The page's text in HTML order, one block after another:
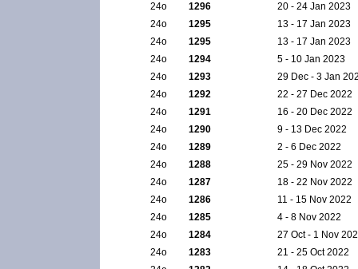
24ο
1296
20 - 24 Jan 2023
24ο
1295
13 - 17 Jan 2023
24ο
1295
13 - 17 Jan 2023
24ο
1294
5 - 10 Jan 2023
24ο
1293
29 Dec - 3 Jan
24ο
1292
22 - 27 Dec 2022
24ο
1291
16 - 20 Dec 2022
24ο
1290
9 - 13 Dec 2022
24ο
1289
2 - 6 Dec 2022
24ο
1288
25 - 29 Nov 2022
24ο
1287
18 - 22 Nov 2022
24ο
1286
11 - 15 Nov 2022
24ο
1285
4 - 8 Nov 2022
24ο
1284
27 Oct - 1 Nov
24ο
1283
21 - 25 Oct 2022